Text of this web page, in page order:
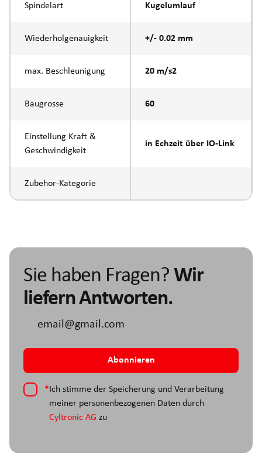
Spindelart Kugelumlauf
Wiederholgenauigkeit +/- 0.02 mm
max. Beschleunigung 20 m/s2
Baugrosse 60
Einstellung Kraft &
Geschwindigkeit
in Echzeit über IO-Link
Zubehor-Kategorie
Sie haben Fragen? Wir
liefern Antworten.
*Ich stimme der Speicherung und Verarbeitung
meiner personenbezogenen Daten durch
Cyltronic AG zu